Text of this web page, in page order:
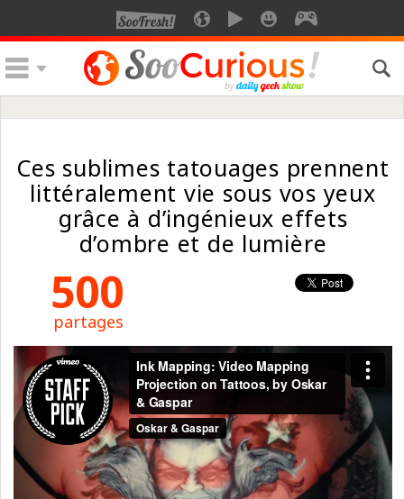
Ces sublimes tatouages prennent
littéralement vie sous vos yeux
grâce à d’ingénieux effets
d’ombre et de lumière
500
partages